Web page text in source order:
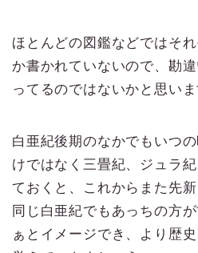
ほとんどの図鑑などではそ
か書かれていないので、勘
ってるのではないかと思いま
白亜紀後期のなかでもいつ
けではなく三畳紀、ジュラ
ておくと、これからまた先
同じ白亜紀でもあっちの方
ぁとイメージでき、より歴